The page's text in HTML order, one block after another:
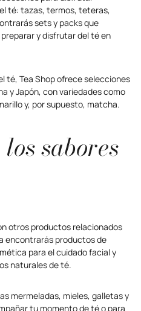
té: tazas, termos, teteras,
sets y packs que
y disfrutar del té en
té, Tea Shop ofrece selecciones
y Japón, con variedades como
y, por supuesto, matcha.
sabores
otros productos relacionados
encontrarás productos de
para el cuidado facial y
naturales de té.
mermeladas, mieles, galletas y
tu momento de té o para